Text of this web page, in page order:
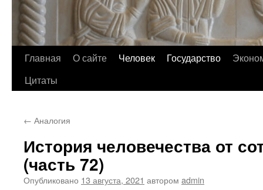
Перейти
Главная О сайте Человек Государство
Цитаты
← Аналогия
История человечества от
(часть 72)
Опубликовано 13 августа, 2021 автором admin